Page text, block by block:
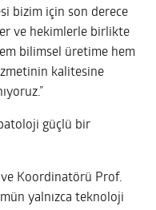
bizim için son derece
ve hekimlerle birlikte
bilimsel üretime hem
kalitesine
güçlü bir
Koordinatörü Prof.
yalnızca teknoloji